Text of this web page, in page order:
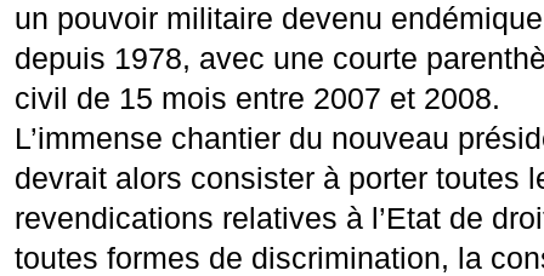
un pouvoir militaire devenu
depuis 1978, avec une courte
civil de 15 mois entre 2007 et 2008.
L’immense chantier du nouveau
devrait alors consister à porter toutes
revendications relatives à l’Etat de
toutes formes de discrimination, la